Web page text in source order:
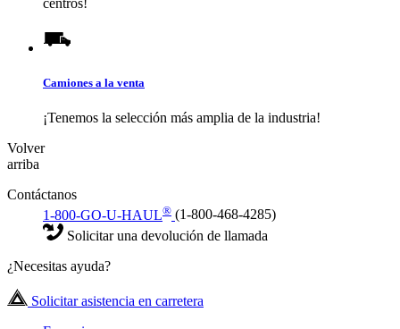
centros!
Camiones a la venta
¡Tenemos la selección más amplia de la industria!
Volver
arriba
Contáctanos
1-800-GO-U-HAUL® (1-800-468-4285)
Solicitar una devolución de llamada
¿Necesitas ayuda?
Solicitar asistencia en carretera